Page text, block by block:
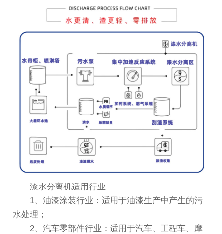
漆水分离机适用行业
1、油漆涂装行业：适用于油漆生产中产生的污
水处理；
2、汽车零部件行业：适用于汽车、工程车、摩